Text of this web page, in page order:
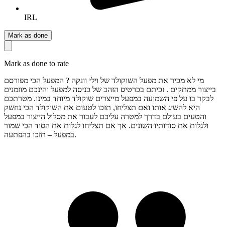
IRL
Mark as done
Mark as done to rate
מי לא מכיר את מפעל השוקולד של וילי וונקה ? המפעל הכי מפורסם
בייצור ממתקים . זכיתם בכרטיס הזהב של כניסה למפעל והינכם מוזמנים
לבקר בו על פי השמועה במפעל מייצרים שוקולד מיוחד במינו. מטרתכם
היא להשיג אותו ואם תצליחו, תזכו לטעום את השוקולד הכי נחשק
והטעים בעולם בדרך למטרה עליכם לעבור את מסלול הייצור במפעל
ולגלות את סודותיו השונים. אך אם תצליחו לגלות את הסוד הכי שמור
במפעל – תזכו בהפתעה.